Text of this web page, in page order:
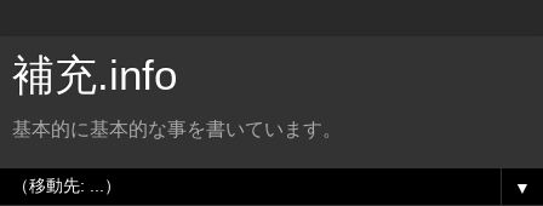
補充.info
基本的に基本的な事を書いています。
▼